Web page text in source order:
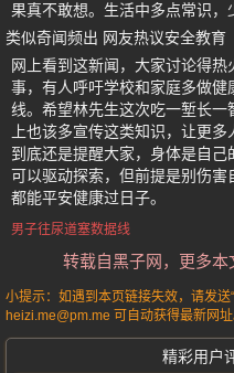
果真不敢想。生活中多点常识，
类似奇闻频出 网友热议安全教育
网上看到这新闻，大家讨论得
事，有人呼吁学校和家庭多做
线。希望林先生这次吃一堑长
上也该多宣传这类知识，让更
到底还是提醒大家，身体是自
可以驱动探索，但前提是别伤
都能平安健康过日子。
男子往尿道塞数据线
转载自黑子网，更多
小提示：如遇到本页链接失效，请发送
heizi.me@pm.me 可自动获得最新网
精彩用户